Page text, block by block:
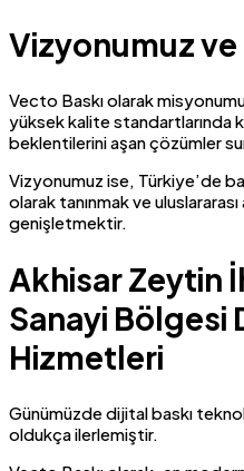
Vizyonumuz
Vecto Baskı olarak
yüksek kalite standartlarında
beklentilerini aşan çözümler
Vizyonumuz ise, Türkiye’de
olarak tanınmak ve
genişletmektir.
Akhisar Zeytin
Sanayi Bölgesi
Hizmetleri
Günümüzde dijital baskı
oldukça ilerlemiştir.